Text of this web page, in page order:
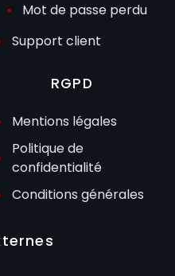
Mot de passe perdu
Support client
RGPD
Mentions légales
Politique de
confidentialité
Conditions générales